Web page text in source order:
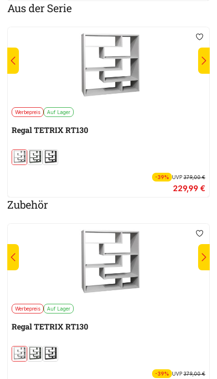
Aus der Serie
Werbepreis Auf Lager
Regal TETRIX RT130
-39% UVP379,00 €
229,99 €
Zubehör
Werbepreis Auf Lager
Regal TETRIX RT130
-39% UVP379,00 €